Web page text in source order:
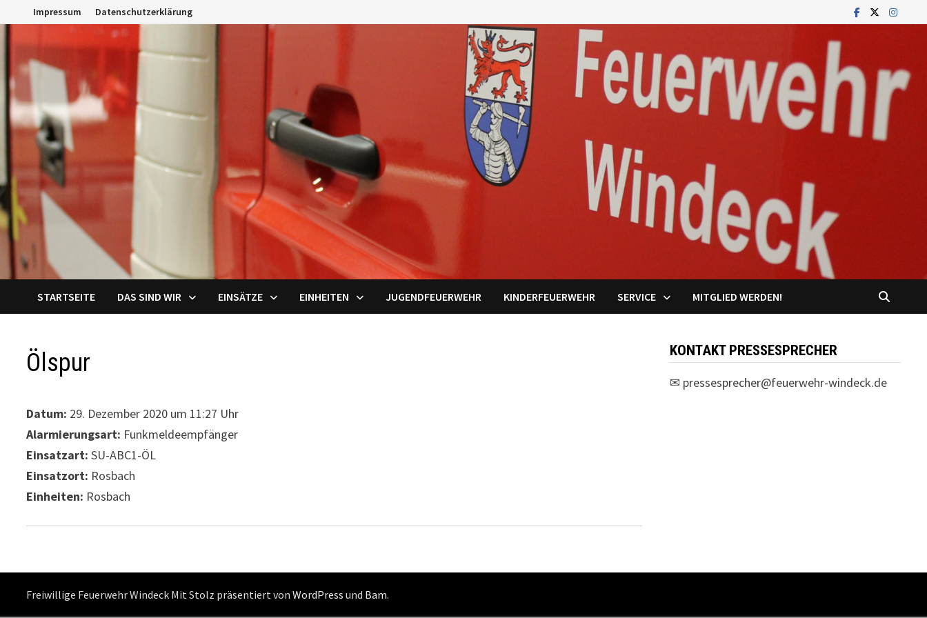
Inhalt
springen
Impressum Datenschutzerklärung
STARTSEITE DAS SIND WIR EINSÄTZE EINHEITEN JUGENDFEUERWEHR KINDERFEUERWEHR SERVICE MITGLIED WERDEN!
Ölspur
Datum: 29. Dezember 2020 um 11:27 Uhr
Alarmierungsart: Funkmeldeempfänger
Einsatzart: SU-ABC1-ÖL
Einsatzort: Rosbach
Einheiten: Rosbach
KONTAKT PRESSESPRECHER
✉ pressesprecher@feuerwehr-windeck.de
Freiwillige Feuerwehr Windeck Mit Stolz präsentiert vonWordPress und Bam.